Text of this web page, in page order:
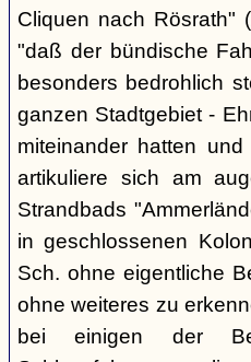
Cliquen nach Rösrath"
"daß der bündische
besonders bedrohlich
ganzen Stadtgebiet -
miteinander hatten
artikuliere sich am
Strandbads
in geschlossenen
Sch. ohne eigentliche
ohne weiteres zu
bei einigen der